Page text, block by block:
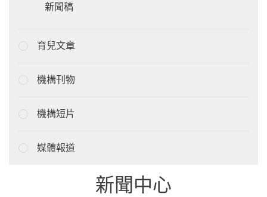
新聞稿
育兒文章
機構刊物
機構短片
媒體報道
新聞中心